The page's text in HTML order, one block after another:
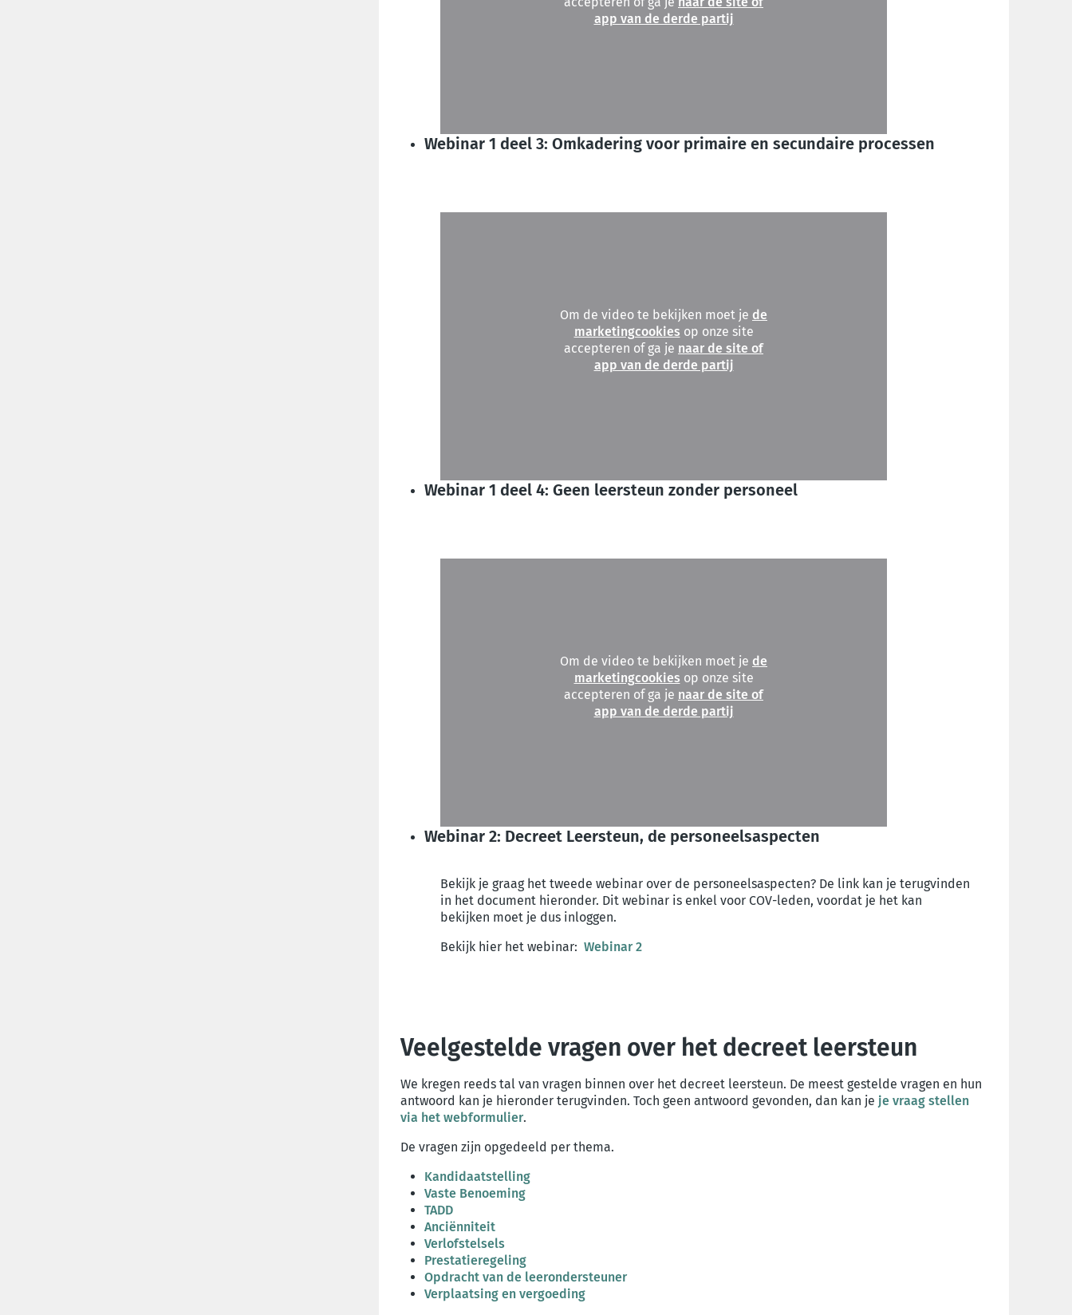
app van de derde partij
Webinar 1 deel 3: Omkadering voor primaire en secundaire processen
Om de video te bekijken moet je de
marketingcookies op onze site
accepteren of ga je naar de site of
app van de derde partij
Webinar 1 deel 4: Geen leersteun zonder personeel
Om de video te bekijken moet je de
marketingcookies op onze site
accepteren of ga je naar de site of
app van de derde partij
Webinar 2: Decreet Leersteun, de personeelsaspecten
Bekijk je graag het tweede webinar over de personeelsaspecten? De link kan je terugvinden
in het document hieronder. Dit webinar is enkel voor COV-leden, voordat je het kan
bekijken moet je dus inloggen.
Bekijk hier het webinar: Webinar 2
Veelgestelde vragen over het decreet leersteun
We kregen reeds tal van vragen binnen over het decreet leersteun. De meest gestelde vragen en hun
antwoord kan je hieronder terugvinden. Toch geen antwoord gevonden, dan kan je je vraag stellen
via het webformulier.
De vragen zijn opgedeeld per thema.
Kandidaatstelling
Vaste Benoeming
TADD
Anciënniteit
Verlofstelsels
Prestatieregeling
Opdracht van de leerondersteuner
Verplaatsing en vergoeding